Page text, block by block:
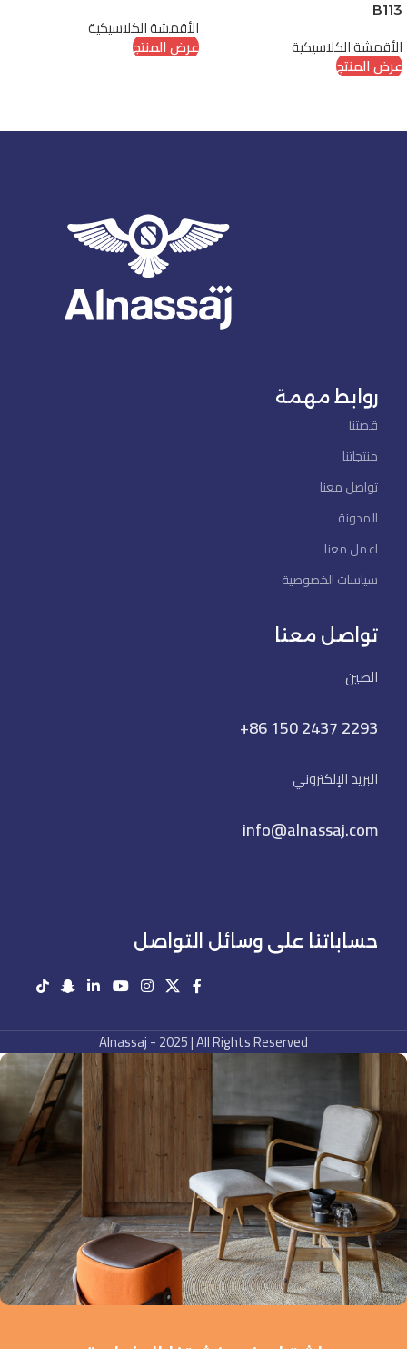
B113
الأقمشة الكلاسيكية
عرض المنتج
الأقمشة الكلاسيكية
عرض المنتج
روابط مهمة
قصتنا
منتجاتنا
تواصل معنا
المدونة
اعمل معنا
سياسات الخصوصية
تواصل معنا
الصين
+86 150 2437 2293
البريد الإلكتروني
info@alnassaj.com
حساباتنا على وسائل التواصل
Alnassaj - 2025 | All Rights Reserved